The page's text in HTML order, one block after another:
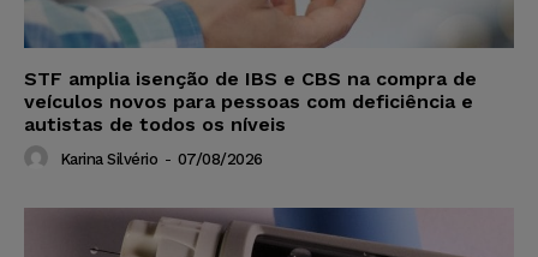
STF amplia isenção de IBS e CBS na compra de
veículos novos para pessoas com deficiência e
autistas de todos os níveis
Karina Silvério - 07/08/2026